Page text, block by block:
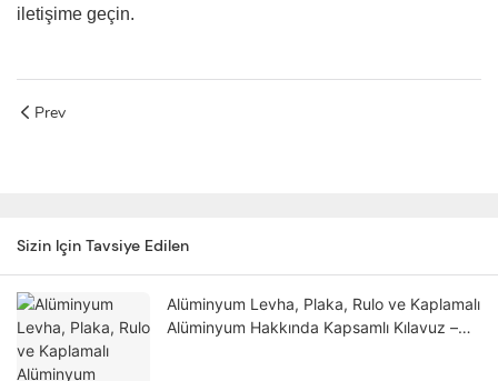
iletişime geçin.
Prev
Sizin Için Tavsiye Edilen
Alüminyum Levha, Plaka, Rulo ve Kaplamalı
Alüminyum Hakkında Kapsamlı Kılavuz –